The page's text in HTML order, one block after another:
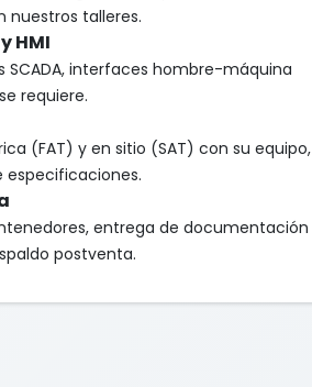
nuestros talleres.
HMI
SCADA, interfaces hombre-máquina
requiere.
(FAT) y en sitio (SAT) con su equipo,
entrega de documentación
postventa.